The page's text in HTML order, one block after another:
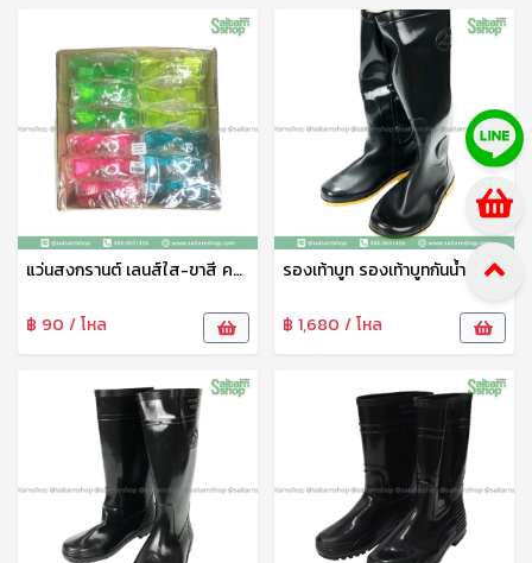
แว่นสงกรานต์ เลนส์ใส-ขาสี คละสี GL14A pmp
฿ 90 / โหล
รองเท้าบูท รองเท้าบูทกันน้ำ รองเท้าทำสวน รองเท้าบูทสูง 18.5 นิ้ว No.A1250 arrow star
฿ 1,680 / โหล